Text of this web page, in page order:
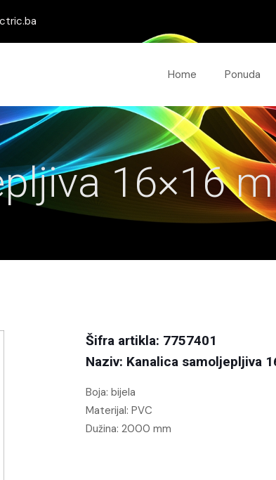
Home Ponuda
16×16
Šifra artikla: 7757401
Naziv: Kanalica samoljepljiva
Boja: bijela
Materijal: PVC
Dužina: 2000 mm